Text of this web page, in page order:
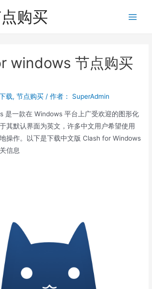
购买
windows 节点购买
载,节点购买 / 作者： SuperAdmin
是一款在 Windows 平台上广受欢迎的图形化
其默认界面为英文，许多中文用户希望使用
操作。以下是下载中文版 Clash for Windows
信息